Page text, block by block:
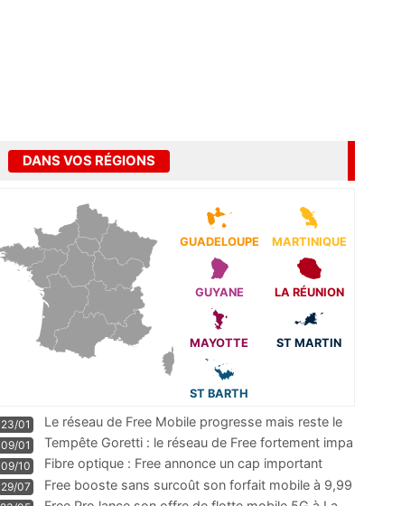
DANS VOS RÉGIONS
GUADELOUPE MARTINIQUE
GUYANE LA RÉUNION
MAYOTTE ST MARTIN
ST BARTH
23/01
Le réseau de Free Mobile progresse mais reste le
m
...
09/01
Tempête Goretti : le réseau de Free fortement impa
09/10
Fibre optique : Free annonce un cap important
pass
...
29/07
Free booste sans surcoût son forfait mobile à 9,99